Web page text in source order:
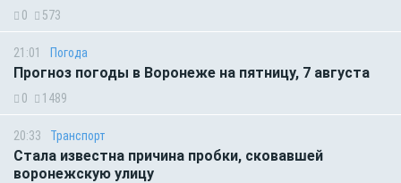
0 573
21:01 Погода
Прогноз погоды в Воронеже на пятницу, 7 августа
0 1489
20:33 Транспорт
Стала известна причина пробки, сковавшей
воронежскую улицу